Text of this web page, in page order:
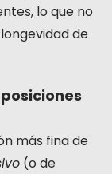
lo que no
de
más fina de
(o de